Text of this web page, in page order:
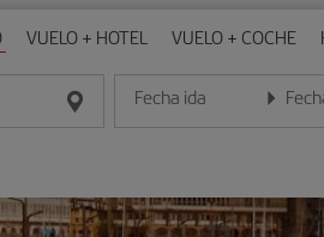
VUELO + HOTEL VUELO + COCHE
Fecha ida
Introduce la fecha en formato